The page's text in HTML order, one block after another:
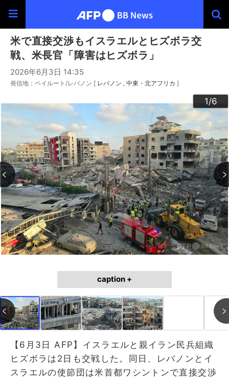
米で直接交渉もイスラエルとヒズボラ交
戦、米長官「障害はヒズボラ」
2026年6月3日 14:35
発信地：ベイルート/レバノン [ レバノン 中東・北アフリカ ]
1/6
2/6
3/6
4/6
5/6
6/6
caption +
【6月3日 AFP】イスラエルと親イラン民兵組織
ヒズボラは2日も交戦した。同日、レバノンとイ
スラエルの使節団は米首都ワシントンで直接交渉